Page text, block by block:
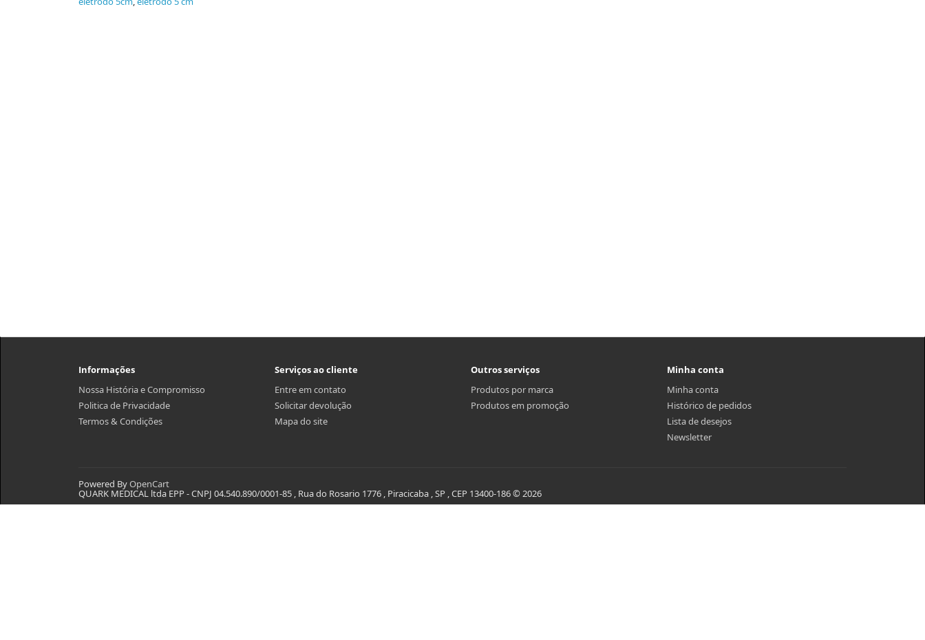
Informações
Nossa História e Compromisso
Politica de Privacidade
Termos & Condições
Serviços ao cliente
Entre em contato
Solicitar devolução
Mapa do site
Outros serviços
Produtos por marca
Produtos em promoção
Minha conta
Minha conta
Histórico de pedidos
Lista de desejos
Newsletter
Powered ByOpenCart
QUARK MEDICAL ltda EPP - CNPJ 04.540.890/0001-85 , Rua do Rosario 1776 , Piracicaba , SP , CEP 13400-186 © 2026